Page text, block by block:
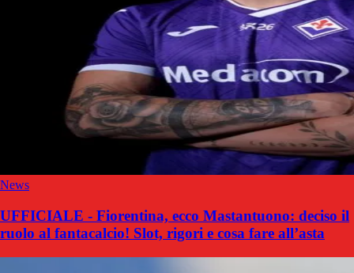
News
UFFICIALE - Fiorentina, ecco Mastantuono: deciso il
ruolo al fantacalcio! Slot, rigori e cosa fare all’asta